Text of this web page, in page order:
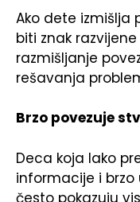
Ako dete izmišlja
biti znak
razmišljanje
rešavanja
Brzo povezuje
Deca koja lako
informacije i
često pokazuju